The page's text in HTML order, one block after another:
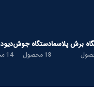
برش پلاسمادستگاه جوش
18 محصول
دیود
14 محصول